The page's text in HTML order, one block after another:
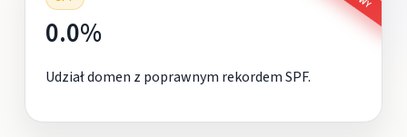
0.0%
Udział domen z poprawnym rekordem SPF.